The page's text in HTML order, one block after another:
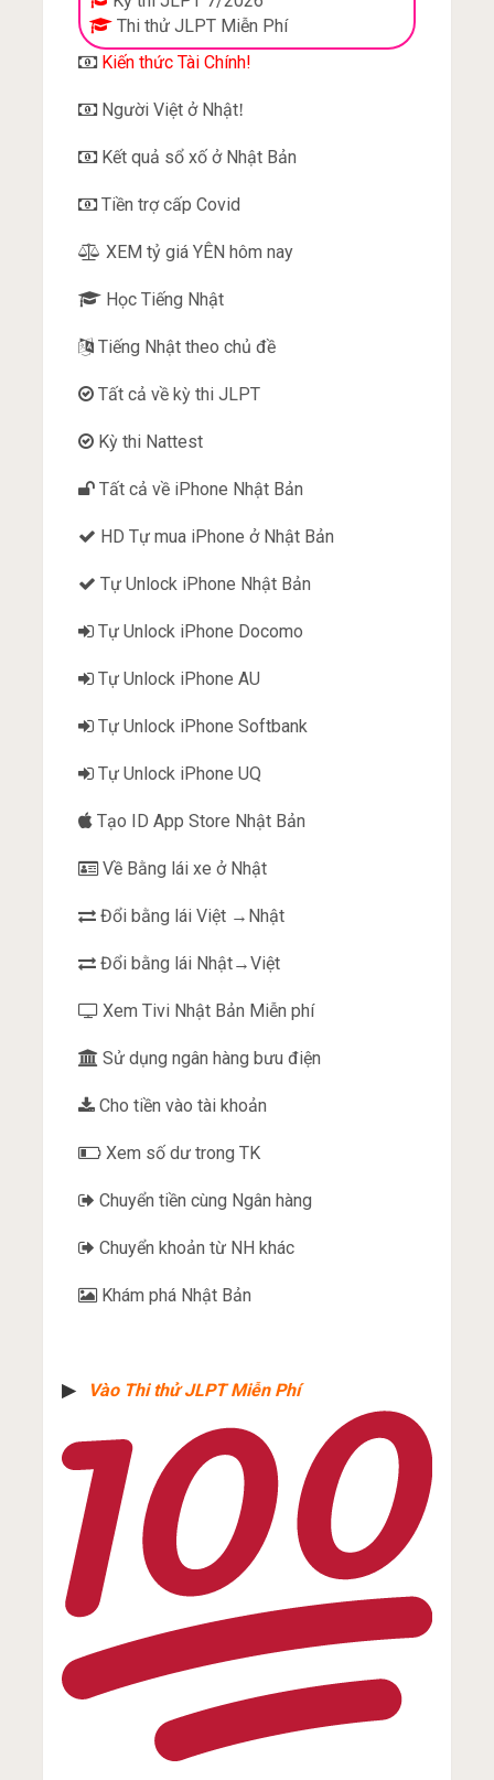
Thi thử JLPT Miễn Phí
Kiến thức Tài Chính!
Người Việt ở Nhật!
Kết quả sổ xố ở Nhật Bản
Tiền trợ cấp Covid
XEM tỷ giá YÊN hôm nay
Học Tiếng Nhật
Tiếng Nhật theo chủ đề
Tất cả về kỳ thi JLPT
Kỳ thi Nattest
Tất cả về iPhone Nhật Bản
HD Tự mua iPhone ở Nhật Bản
Tự Unlock iPhone Nhật Bản
Tự Unlock iPhone Docomo
Tự Unlock iPhone AU
Tự Unlock iPhone Softbank
Tự Unlock iPhone UQ
Tạo ID App Store Nhật Bản
Về Bằng lái xe ở Nhật
Đổi bằng lái Việt →Nhật
Đổi bằng lái Nhật→Việt
Xem Tivi Nhật Bản Miễn phí
Sử dụng ngân hàng bưu điện
Cho tiền vào tài khoản
Xem số dư trong TK
Chuyển tiền cùng Ngân hàng
Chuyển khoản từ NH khác
Khám phá Nhật Bản
▶︎ Vào Thi thử JLPT Miễn Phí